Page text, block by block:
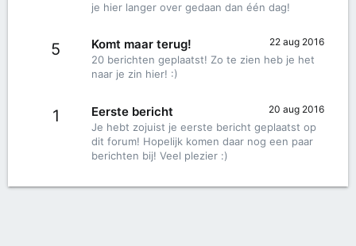
je hier langer over gedaan dan één dag!
5 22 aug 2016
Komt maar terug!
20 berichten geplaatst! Zo te zien heb je het
naar je zin hier! :)
1 20 aug 2016
Eerste bericht
Je hebt zojuist je eerste bericht geplaatst op
dit forum! Hopelijk komen daar nog een paar
berichten bij! Veel plezier :)